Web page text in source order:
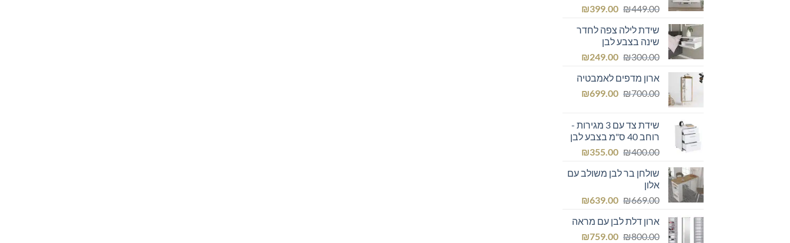
₪449.00
המחיר
היה:
₪449.00.
₪399.00
המחיר
הוא:שידת לילה צפה לחדר
שינה בצבע לבן
₪300.00
המחיר
היה:
₪300.00.
₪249.00
המחיר
הוא:
₪249.00.
ארון מדפים לאמבטיה
₪700.00
המחיר
₪700.00.
₪699.00
המחיר
₪699.00.שידת צד עם 3 מגירות -
רוחב 40 ס"מ בצבע לבן
₪400.00
המחיר
היה:
₪355.00
המחיר
הוא:
שולחן בר לבן משולב עם
אלון
₪669.00
המחיר
היה:
₪669.00.
₪639.00
המחיר
הוא:
₪639.00.
ארון דלת לבן עם מראה
₪800.00
המחיר ₪759.00
המחיר